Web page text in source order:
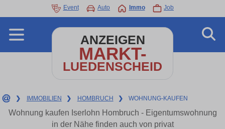
Event Auto Immo Job
ANZEIGEN
MARKT-
LUEDENSCHEID
❯ IMMOBILIEN ❯ HOMBRUCH ❯ WOHNUNG-KAUFEN
Wohnung kaufen Iserlohn Hombruch - Eigentumswohnung
in der Nähe finden auch von privat